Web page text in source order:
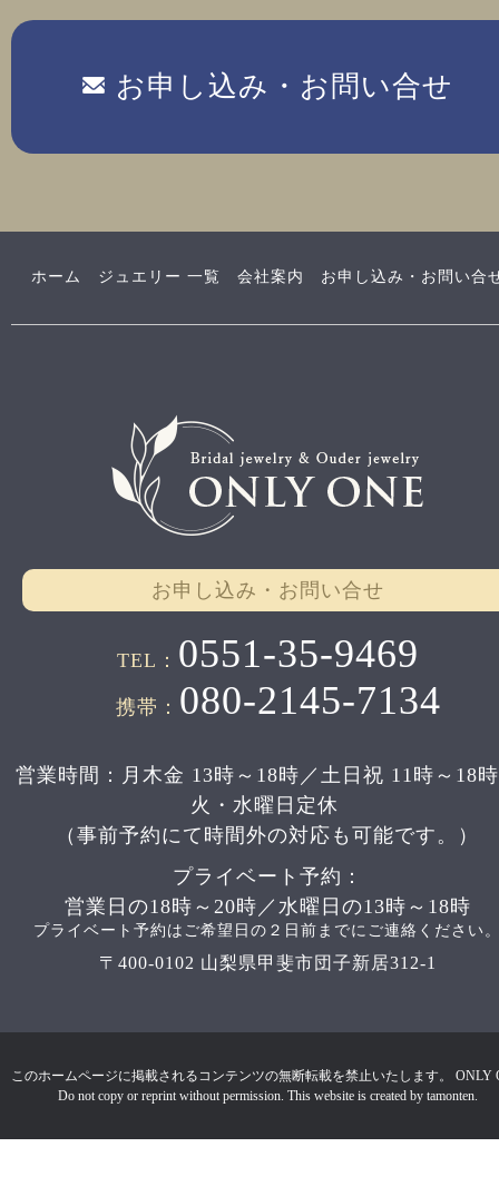
お申し込み・お問い合せ
ホーム ジュエリー 一覧 会社案内 お申し込み・お問い合
お申し込み・お問い合せ
TEL： 0551-35-9469
携帯： 080-2145-7134
営業時間：月木金 13時～18時／土日祝 11時～18
火・水曜日定休
（事前予約にて時間外の対応も可能です。）
プライベート予約：
営業日の18時～20時／水曜日の13時～18時
プライベート予約はご希望日の２日前までにご連絡ください
〒400-0102 山梨県甲斐市団子新居312-1
このホームページに掲載されるコンテンツの無断転載を禁止いたします。 ONLY
Do not copy or reprint without permission. This website is created by tamonten.